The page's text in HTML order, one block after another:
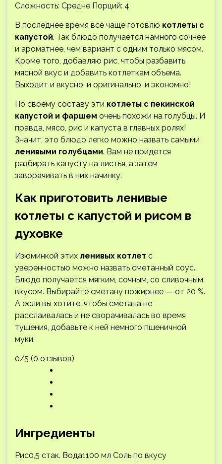
Сложность: Средне Порций: 4
В последнее время всё чаще готовлю котлеты с
капустой. Так блюдо получается намного сочнее
и ароматнее, чем вариант с одним только мясом.
Кроме того, добавляю рис, чтобы разбавить
мясной вкус и добавить котлеткам объема.
Выходит и вкусно, и оригинально, и экономно!
По своему составу эти котлеты с пекинской
капустой и фаршем очень похожи на голубцы. И
правда, мясо, рис и капуста в главных ролях!
Значит, это блюдо легко можно назвать самыми
ленивыми голубцами. Вам не придется
разбирать капусту на листья, а затем
заворачивать в них начинку.
Как приготовить ленивые
котлеты с капустой и рисом в
духовке
Изюминкой этих ленивых котлет с
уверенностью можно назвать сметанный соус.
Блюдо получается мягким, сочным, со сливочным
вкусом. Выбирайте сметану пожирнее — от 20 %.
А если вы хотите, чтобы сметана не
расслаивалась и не сворачивалась во время
тушения, добавьте к ней немного пшеничной
муки.
0/5 (0 отзывов)
Ингредиенты
Рис0,5 стак. Вода1100 мл Соль по вкусу